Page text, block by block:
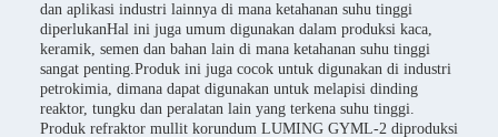
dan aplikasi industri lainnya di mana ketahanan suhu tinggi
diperlukanHal ini juga umum digunakan dalam produksi kaca,
keramik, semen dan bahan lain di mana ketahanan suhu tinggi
sangat penting.Produk ini juga cocok untuk digunakan di industri
petrokimia, dimana dapat digunakan untuk melapisi dinding
reaktor, tungku dan peralatan lain yang terkena suhu tinggi.
Produk refraktor mullit korundum LUMING GYML-2 diproduksi